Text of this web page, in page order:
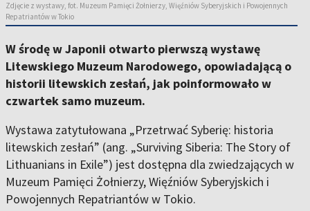
Zdjęcie z wystawy, fot. Muzeum Pamięci Żołnierzy, Więźniów Syberyjskich i Powojennych
Repatriantów w Tokio
W środę w Japonii otwarto pierwszą wystawę
Litewskiego Muzeum Narodowego, opowiadającą o
historii litewskich zesłań, jak poinformowało w
czwartek samo muzeum.
Wystawa zatytułowana „Przetrwać Syberię: historia
litewskich zesłań” (ang. „Surviving Siberia: The Story of
Lithuanians in Exile”) jest dostępna dla zwiedzających w
Muzeum Pamięci Żołnierzy, Więźniów Syberyjskich i
Powojennych Repatriantów w Tokio.